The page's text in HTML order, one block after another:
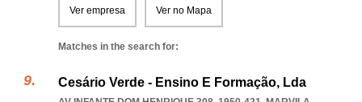
Ver empresa Ver no Mapa
Matches in the search for:
Cesário Verde - Ensino E Formação, Lda